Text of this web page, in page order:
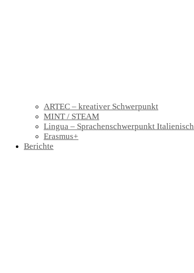
ARTEC – kreativer Schwerpunkt
MINT / STEAM
Lingua – Sprachenschwerpunkt Italienisch
Erasmus+
Berichte